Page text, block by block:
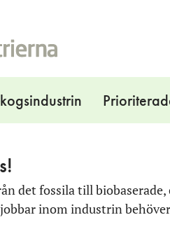
det fossila till
inom industrin